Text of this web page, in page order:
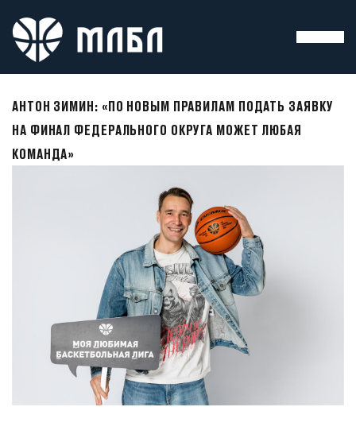
АНТОН ЗИМИН: «ПО НОВЫМ ПРАВИЛАМ ПОДАТЬ ЗАЯВКУ
НА ФИНАЛ ФЕДЕРАЛЬНОГО ОКРУГА МОЖЕТ ЛЮБАЯ
КОМАНДА»